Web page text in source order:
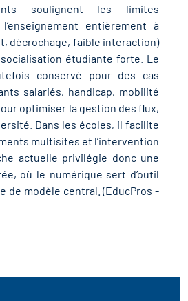
ou
soulignent les limites
entièrement à
décrochage, faible interaction)
étudiante forte. Le
conservé pour des cas
salariés, handicap, mobilité
optimiser la gestion des flux,
Dans les écoles, il facilite
multisites et l’intervention
actuelle privilégie donc une
où le numérique sert d’outil
de modèle central. (EducPros -